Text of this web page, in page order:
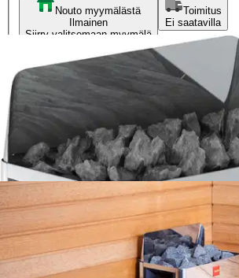
Nouto myymälästä
Ilmainen
Siirry valitsemaan myymälä
Toimitus
Ei saatavilla
Ilmainen toimitus yli 100 €:n
Postin pakettiautomaattiin
palvelupisteeseen!
Etu ei koske Suuri‑lisäpalvelulla toimitettavia
Tarkista